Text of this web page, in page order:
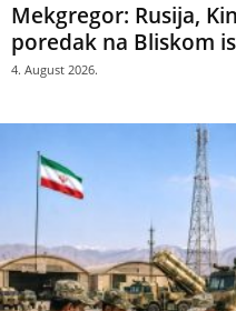
Mekgregor: Rusija,
poredak na Bliskom
4. August 2026.